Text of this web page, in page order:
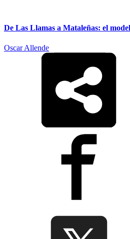
De Las Llamas a Mataleñas: el
Oscar Allende